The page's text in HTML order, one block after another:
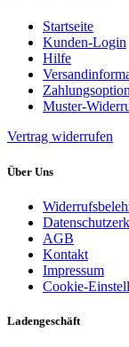
Startseite
Kunden-Login
Hilfe
Muster-
Vertrag widerrufen
Über Uns
AGB
Kontakt
Impressum
Cookie-
Ladengeschäft